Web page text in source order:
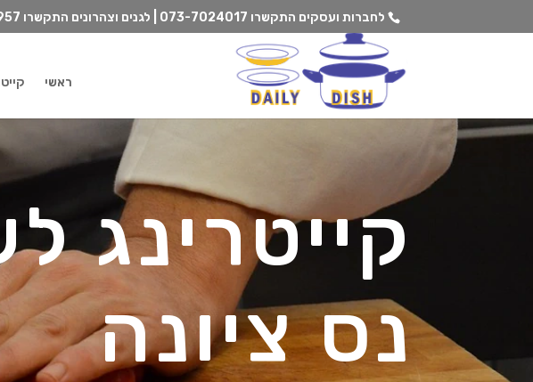
לחברות ועסקים התקשרו 073-7024017 | לגנים וצהרונים התקשרו
ראשי
קייטרינג
נס ציונה